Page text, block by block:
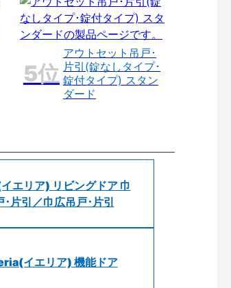
アウトセット吊戸･
片引(錠なしタイプ･
錠付タイプ) スタン
ダード
エリア) リビングドア 巾
･片引／巾広吊戸･片引
イエリア) 機能ドア